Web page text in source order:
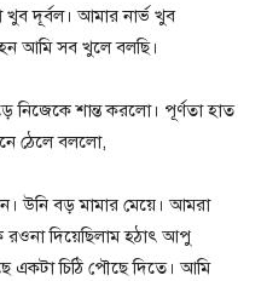
দূর্বল। আমার নার্ভ খুব
আমি সব খুলে বলছি।
নিজেকে শান্ত করলো। পূর্ণতা হাত
ঠেলে বললো,
উনি বড় মামার মেয়ে। আমরা
দিয়েছিলাম হঠাৎ আপু
চিঠি পৌছে দিতে। আমি